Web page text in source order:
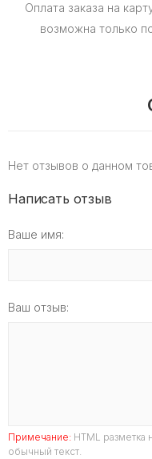
Оплата заказа на
возможна только
Нет отзывов о данном
Написать отзыв
Ваше имя:
Ваш отзыв:
Примечание: HTML разметка
обычный текст.